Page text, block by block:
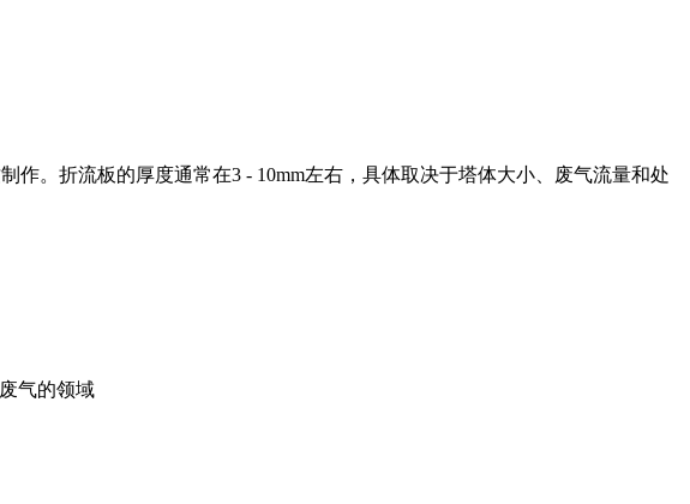
。折流板的厚度通常在3 - 10mm左右，具体取决于塔体大小、废气流量和处
气的领域